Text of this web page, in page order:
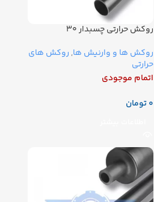
روکش حرارتی چسبدار ۳۰
روکش ها و وارنیش ها, روکش های
حرارتی
اتمام موجودی
تومان